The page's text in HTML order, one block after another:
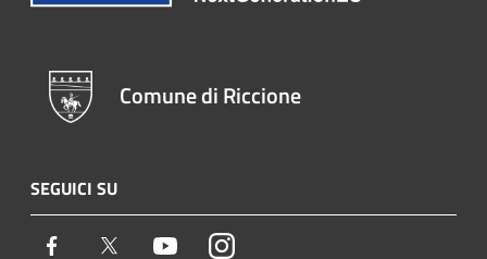
Comune di Riccione
SEGUICI SU
Facebook Twitter YoutubeInstagram